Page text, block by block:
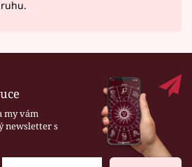
my vám
newsletter s